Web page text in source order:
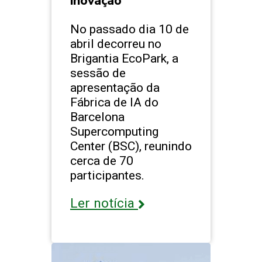
No passado dia 10 de
abril decorreu no
Brigantia EcoPark, a
sessão de
apresentação da
Fábrica de IA do
Barcelona
Supercomputing
Center (BSC), reunindo
cerca de 70
participantes.
Ler notícia